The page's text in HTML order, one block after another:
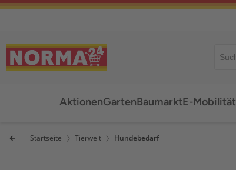
AktionenGartenBaumarktE-Mobilität
Startseite Tierwelt Hundebedarf